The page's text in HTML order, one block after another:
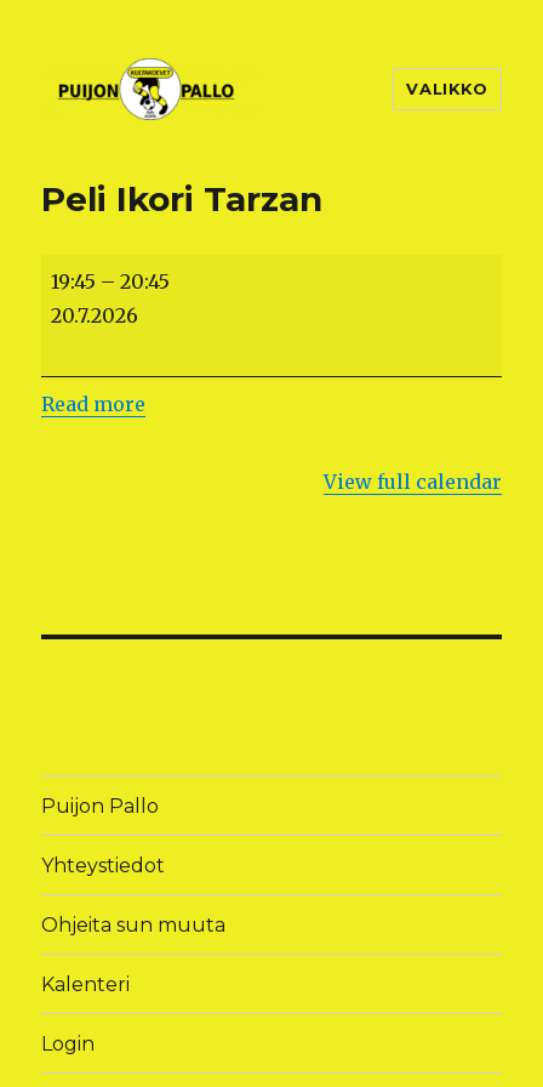
VALIKKO
Peli Ikori Tarzan
Peli
Ikori
19:45 –20:45
20.7.2026
Read more
View full calendar
Puijon Pallo
Yhteystiedot
Ohjeita sun muuta
Kalenteri
Login